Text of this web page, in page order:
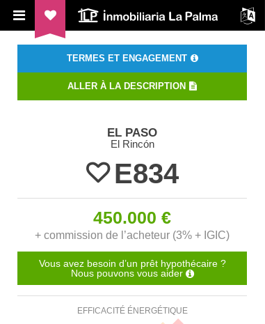
ILP Inmobiliaria La Palma
TERMES ET ENGAGEMENT
ALLER À LA DESCRIPTION
EL PASO
El Rincón
E834
450.000 €
+ commission de l’acheteur (3% + IGIC)
Vous avez besoin d’un prêt hypothécaire ?
Nous pouvons vous aider
EFFICACITÉ ÉNERGÉTIQUE